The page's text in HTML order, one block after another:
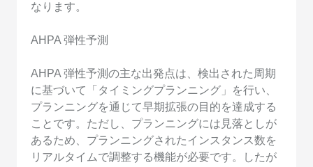
なります。
AHPA 弾性予測
AHPA 弾性予測の主な出発点は、検出された周期
に基づいて「タイミングプランニング」を行い、
プランニングを通じて早期拡張の目的を達成する
ことです。ただし、プランニングには見落としが
あるため、プランニングされたインスタンス数を
リアルタイムで調整する機能が必要です。したが